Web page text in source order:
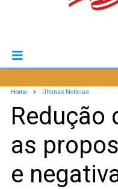
Home Últimas Notícias
Redução
as
e